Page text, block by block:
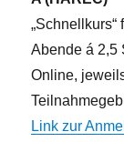
Abende á 2,5
Online,
Link zur